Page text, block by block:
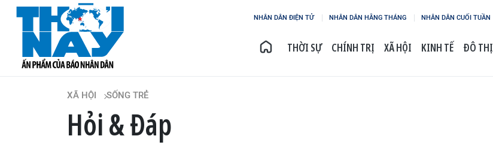
NHÂN DÂN ĐIỆN TỬ NHÂN DÂN HẰNG THÁNG NHÂN DÂN CUỐI TUẦN
THỜI SỰ CHÍNH TRỊ XÃ HỘI KINH TẾ ĐÔ THỊ
XÃ HỘI SỐNG TRẺ
Hỏi & Đáp